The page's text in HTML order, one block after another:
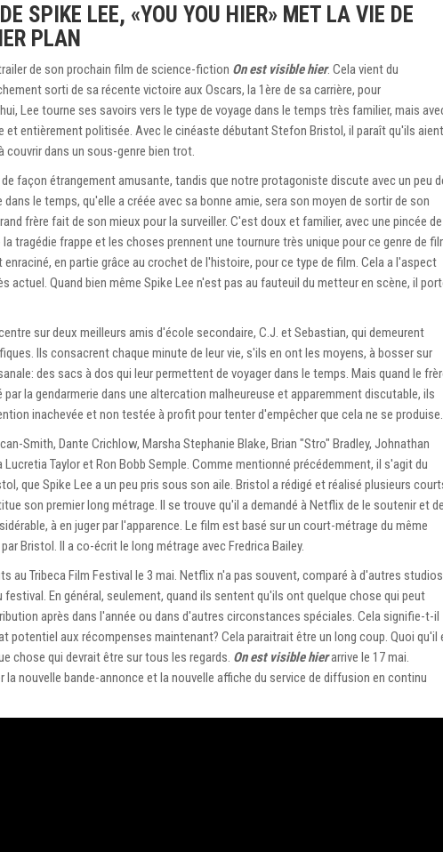
SPIKE LEE, «YOU YOU HIER» MET LA VIE DE
PLAN
de son prochain film de science-fiction On est visible hier. Cela vient du
sorti de sa récente victoire aux Oscars, la 1ère de sa carrière, pour
Lee tourne ses savoirs vers le type de voyage dans le temps très familier, mais
et entièrement politisée. Avec le cinéaste débutant Stefon Bristol, il paraît qu'ils aient
couvrir dans un sous-genre bien trot.
façon étrangement amusante, tandis que notre protagoniste discute avec un peu
le temps, qu'elle a créée avec sa bonne amie, sera son moyen de sortir de son
frère fait de son mieux pour la surveiller. C'est doux et familier, avec une pincée de
tragédie frappe et les choses prennent une tournure très unique pour ce genre de
en partie grâce au crochet de l'histoire, pour ce type de film. Cela a l'aspect
actuel. Quand bien même Spike Lee n'est pas au fauteuil du metteur en scène, il
sur deux meilleurs amis d'école secondaire, C.J. et Sebastian, qui demeurent
Ils consacrent chaque minute de leur vie, s'ils en ont les moyens, à bosser sur
des sacs à dos qui leur permettent de voyager dans le temps. Mais quand le
par la gendarmerie dans une altercation malheureuse et apparemment discutable, ils
inachevée et non testée à profit pour tenter d'empêcher que cela ne se produise.
Smith, Dante Crichlow, Marsha Stephanie Blake, Brian "Stro" Bradley, Johnathan
Lucretia Taylor et Ron Bobb Semple. Comme mentionné précédemment, il s'agit du
que Spike Lee a un peu pris sous son aile. Bristol a rédigé et réalisé plusieurs
son premier long métrage. Il se trouve qu'il a demandé à Netflix de le soutenir et de
à en juger par l'apparence. Le film est basé sur un court-métrage du même
Bristol. Il a co-écrit le long métrage avec Fredrica Bailey.
au Tribeca Film Festival le 3 mai. Netflix n'a pas souvent, comparé à d'autres
En général, seulement, quand ils sentent qu'ils ont quelque chose qui peut
après dans l'année ou dans d'autres circonstances spéciales. Cela signifie-t-il
potentiel aux récompenses maintenant? Cela paraitrait être un long coup. Quoi qu'il
chose qui devrait être sur tous les regards. On est visible hierarrive le 17 mai.
nouvelle bande-annonce et la nouvelle affiche du service de diffusion en continu